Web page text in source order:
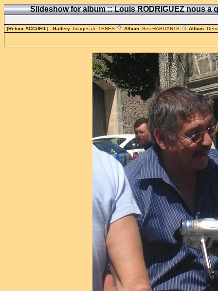
Slideshow for album :: Louis RODRIGUEZ nous a
[Retour ACCUEIL] - Gallery: Images de TENES Album: Ses HABITANTS Album: